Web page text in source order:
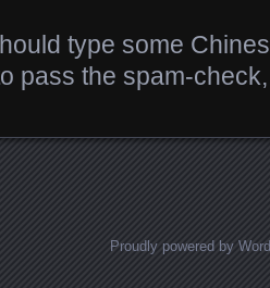
type some
pass the spam-
Proudly powered by